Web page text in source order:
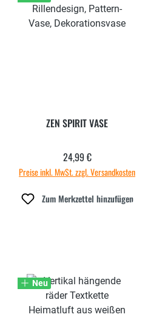
ZEN SPIRIT VASE
Regulärer Preis:
24,99 €
Preise inkl. MwSt. zzgl. Versandkosten
Zum Merkzettel hinzufügen
Neu